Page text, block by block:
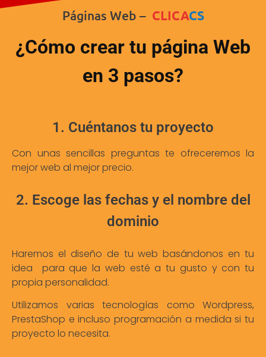
Páginas Web – CLICACS
¿Cómo crear tu página Web
en 3 pasos?
1. Cuéntanos tu proyecto
Con unas sencillas preguntas te ofreceremos la
mejor web al mejor precio.
2. Escoge las fechas y el nombre del
dominio
Haremos el diseño de tu web basándonos en tu
idea para que la web esté a tu gusto y con tu
propia personalidad.
Utilizamos varias tecnologías como Wordpress,
PrestaShop e incluso programación a medida si tu
proyecto lo necesita.